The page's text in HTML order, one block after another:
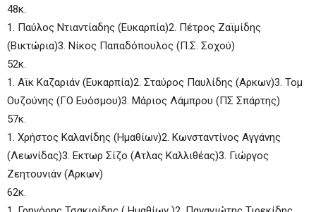
48κ.
1. Παύλος Ντιαντίαδης (Ευκαρπία)2. Πέτρος Ζαϊμίδης
(Βικτώρια)3. Νίκος Παπαδόπουλος (Π.Σ. Σοχού)
52κ.
1. Αϊκ Καζαριάν (Ευκαρπία)2. Σταύρος Παυλίδης (Αρκων)3. Τομ
Ουζούνης (ΓΟ Ευόσμου)3. Μάριος Λάμπρου (ΠΣ Σπάρτης)
57κ.
1. Χρήστος Καλανίδης (Ημαθίων)2. Κωνσταντίνος Αγγάνης
(Λεωνίδας)3. Εκτωρ Σίζο (Ατλας Καλλιθέας)3. Γιώργος
Ζεητουνιάν (Αρκων)
62κ.